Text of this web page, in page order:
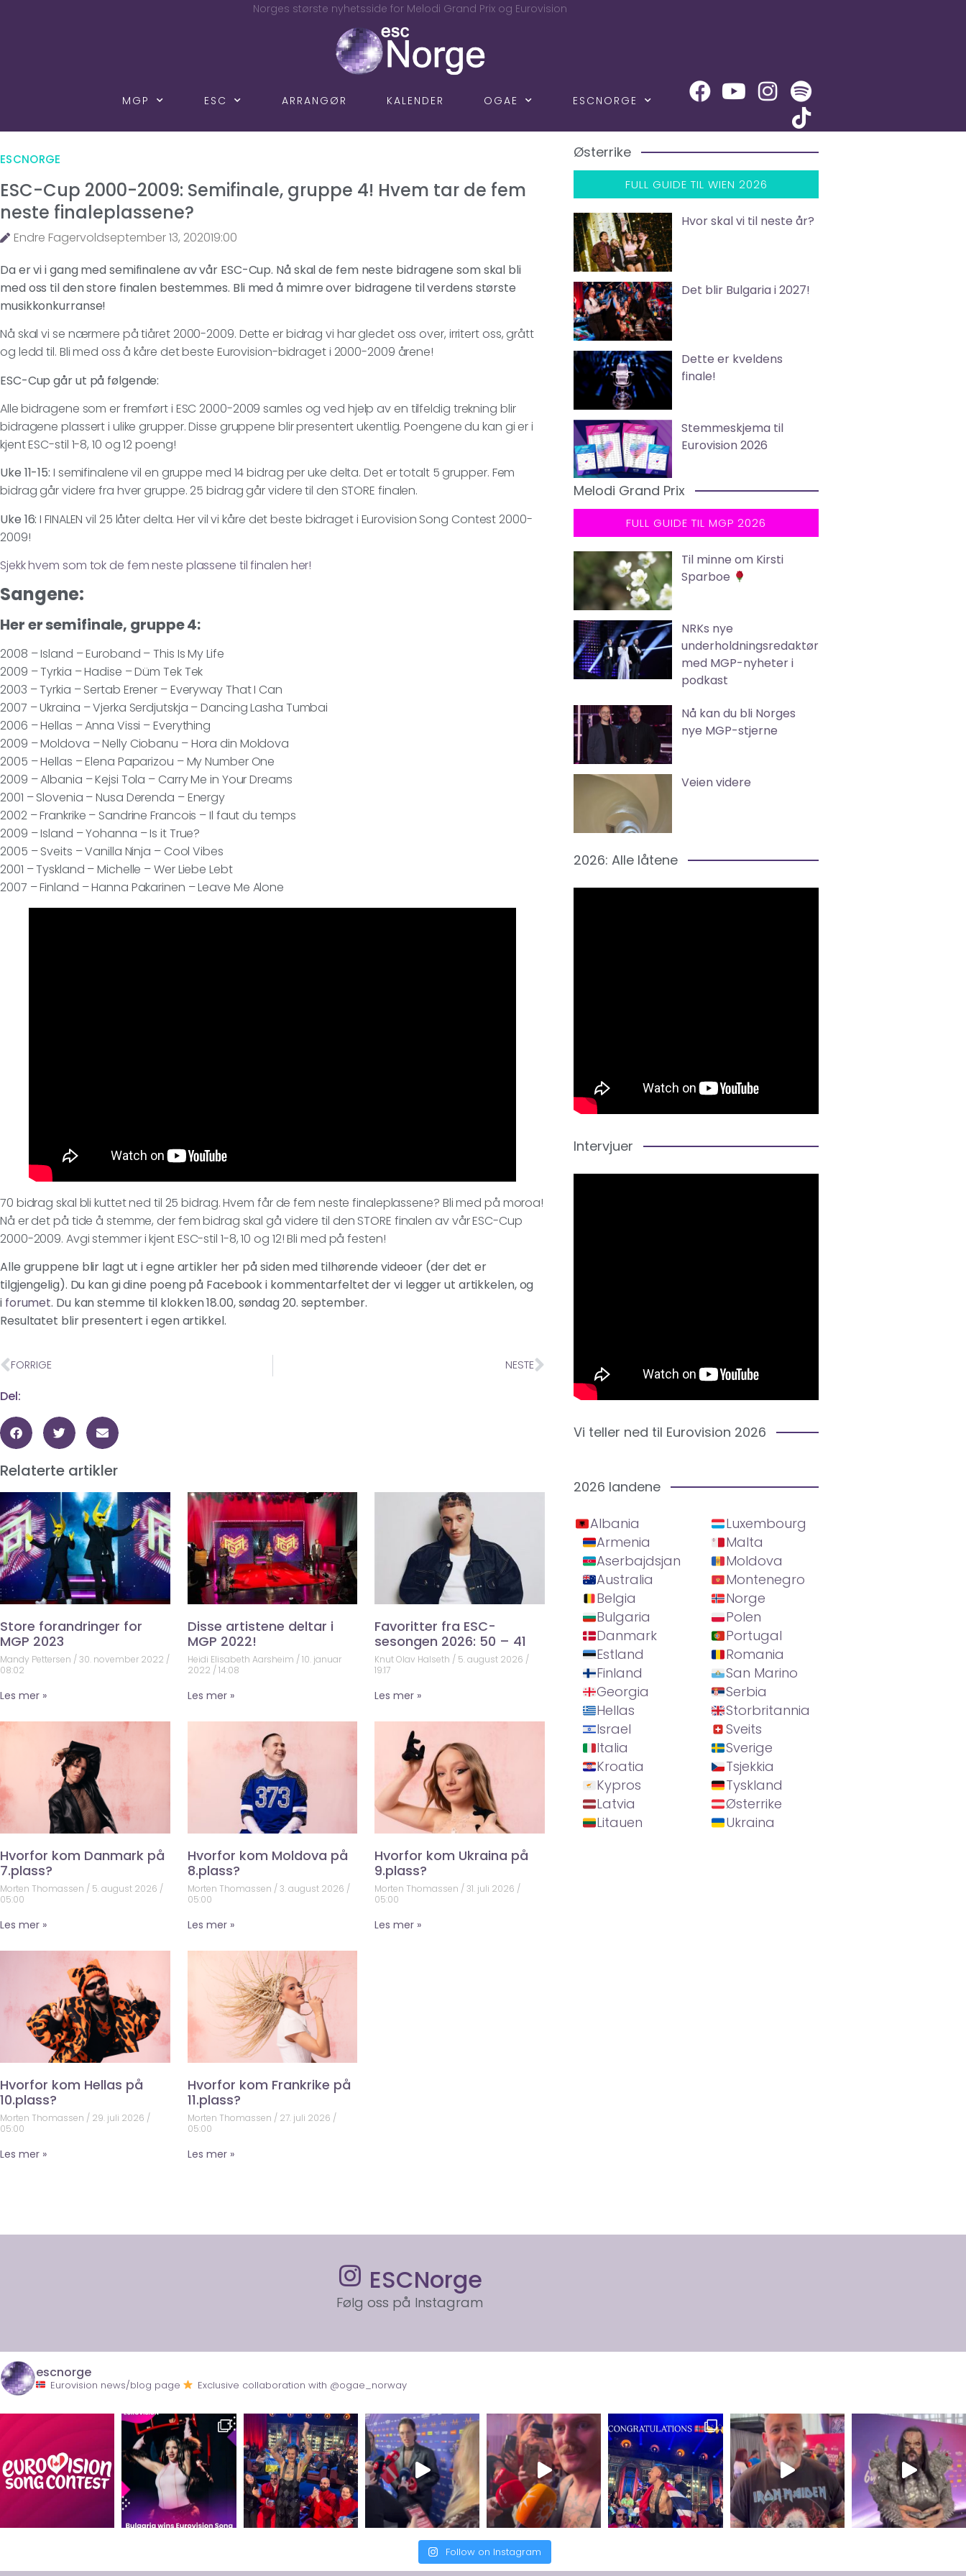
Norges største nyhetsside for Melodi Grand Prix og Eurovision
MGP ESC ARRANGØR KALENDER OGAE ESCNORGE
ESCNORGE
ESC-Cup 2000-2009: Semifinale, gruppe 4! Hvem tar de fem
neste finaleplassene?
Endre Fagervoldseptember 13, 202019:00
Da er vi i gang med semifinalene av vår ESC-Cup. Nå skal de fem neste bidragene som skal bli
med oss til den store finalen bestemmes. Bli med å mimre over bidragene til verdens største
musikkonkurranse!
Nå skal vi se nærmere på tiåret 2000-2009. Dette er bidrag vi har gledet oss over, irritert oss, grått
og ledd til. Bli med oss å kåre det beste Eurovision-bidraget i 2000-2009 årene!
ESC-Cup går ut på følgende:
Alle bidragene som er fremført i ESC 2000-2009 samles og ved hjelp av en tilfeldig trekning blir
bidragene plassert i ulike grupper. Disse gruppene blir presentert ukentlig. Poengene du kan gi er i
kjent ESC-stil 1-8, 10 og 12 poeng!
Uke 11-15: I semifinalene vil en gruppe med 14 bidrag per uke delta. Det er totalt 5 grupper. Fem
bidrag går videre fra hver gruppe. 25 bidrag går videre til den STORE finalen.
Uke 16:I FINALEN vil 25 låter delta. Her vil vi kåre det beste bidraget i Eurovision Song Contest 2000-
2009!
Sjekk hvem som tok de fem neste plassene til finalen her!
Sangene:
Her er semifinale, gruppe 4:
2008 – Island – Euroband – This Is My Life
2009 – Tyrkia – Hadise – Düm Tek Tek
2003 – Tyrkia – Sertab Erener – Everyway That I Can
2007 – Ukraina – Vjerka Serdjutskja – Dancing Lasha Tumbai
2006 – Hellas – Anna Vissi – Everything
2009 – Moldova – Nelly Ciobanu – Hora din Moldova
2005 – Hellas – Elena Paparizou – My Number One
2009 – Albania – Kejsi Tola – Carry Me in Your Dreams
2001 – Slovenia – Nusa Derenda – Energy
2002 – Frankrike – Sandrine Francois – Il faut du temps
2009 – Island – Yohanna – Is it True?
2005 – Sveits – Vanilla Ninja – Cool Vibes
2001 – Tyskland – Michelle – Wer Liebe Lebt
2007 – Finland – Hanna Pakarinen – Leave Me Alone
70 bidrag skal bli kuttet ned til 25 bidrag. Hvem får de fem neste finaleplassene? Bli med på moroa!
Nå er det på tide å stemme, der fem bidrag skal gå videre til den STORE finalen av vår ESC-Cup
2000-2009. Avgi stemmer i kjent ESC-stil 1-8, 10 og 12! Bli med på festen!
Alle gruppene blir lagt ut i egne artikler her på siden med tilhørende videoer (der det er
tilgjengelig). Du kan gi dine poeng på Facebook i kommentarfeltet der vi legger ut artikkelen, og
i forumet. Du kan stemme til klokken 18.00, søndag 20. september.
Resultatet blir presentert i egen artikkel.
FORRIGE NESTE
Del:
Relaterte artikler
Store forandringer for
MGP 2023
Mandy Pettersen
30. november 2022
08:02
Les mer »
Disse artistene deltar i
MGP 2022!
Heidi Elisabeth Aarsheim 10. januar
2022 14:08
Les mer »
Favoritter fra ESC-
sesongen 2026: 50 – 41
Knut Olav Halseth
5. august 2026
19:17
Les mer »
Hvorfor kom Danmark på
7.plass?
Morten Thomassen
5. august 2026
05:00
Les mer »
Hvorfor kom Moldova på
8.plass?
Morten Thomassen 3. august 2026
05:00
Les mer »
Hvorfor kom Ukraina på
9.plass?
Morten Thomassen
31. juli 2026
05:00
Les mer »
Hvorfor kom Hellas på
10.plass?
Morten Thomassen
29. juli 2026
05:00
Les mer »
Hvorfor kom Frankrike på
11.plass?
Morten Thomassen 27. juli 2026
05:00
Les mer »
Østerrike
FULL GUIDE TIL WIEN 2026
Hvor skal vi til neste år?
Det blir Bulgaria i 2027!
Dette er kveldens
finale!
Stemmeskjema til
Eurovision 2026
Melodi Grand Prix
FULL GUIDE TIL MGP 2026
Til minne om Kirsti
Sparboe
NRKs nye
underholdningsredaktør
med MGP-nyheter i
podkast
Nå kan du bli Norges
nye MGP-stjerne
Veien videre
2026: Alle låtene
Intervjuer
Vi teller ned til Eurovision 2026
2026 landene
Albania
Armenia
Aserbajdsjan
Australia
Belgia
Bulgaria
Danmark
Estland
Finland
Georgia
Hellas
Israel
Italia
Kroatia
Kypros
Latvia
Litauen
Luxembourg
Malta
Moldova
Montenegro
Norge
Polen
Portugal
Romania
San Marino
Serbia
Storbritannia
Sveits
Sverige
Tsjekkia
Tyskland
Østerrike
Ukraina
ESCNorge
Følg oss på Instagram
escnorge
Eurovision news/blog page Exclusive collaboration with @ogae_norway
Follow on Instagram